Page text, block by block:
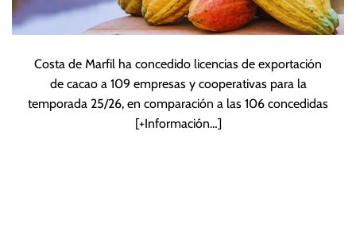
Costa de Marfil ha concedido licencias de exportación
de cacao a 109 empresas y cooperativas para la
temporada 25/26, en comparación a las 106 concedidas
[+Información…]